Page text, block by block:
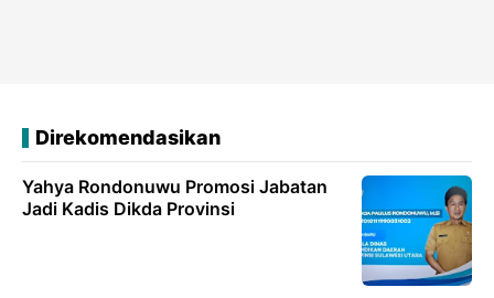
Direkomendasikan
Yahya Rondonuwu Promosi Jabatan
Jadi Kadis Dikda Provinsi